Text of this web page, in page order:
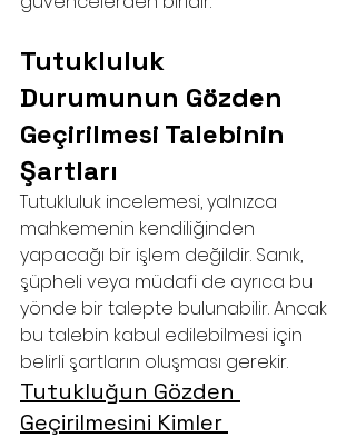
Tutukluluk
Durumunun Gözden
Geçirilmesi Talebinin
Şartları
Tutukluluk incelemesi, yalnızca
mahkemenin kendiliğinden
yapacağı bir işlem değildir. Sanık,
şüpheli veya müdafi de ayrıca bu
yönde bir talepte bulunabilir. Ancak
bu talebin kabul edilebilmesi için
belirli şartların oluşması gerekir.
Tutukluğun Gözden
Geçirilmesini Kimler